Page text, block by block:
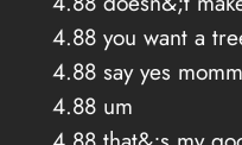
4.88 you want a
4.88 say yes
4.88 um